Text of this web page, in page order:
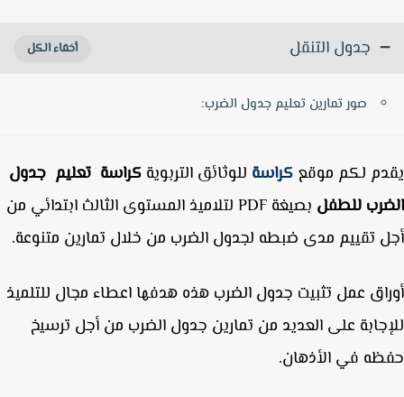
جدول التنقل
صور تمارين تعليم جدول الضرب:
لكم موقعكراسةللوثائق التربويةكراسة تعليم جدول
للطفل
بصيغة PDF لتلاميذ المستوى الثالث ابتدائي من
تقييم مدى ضبطه لجدول الضرب من خلال تمارين متنوعة.
عمل تثبيت جدول الضرب هذه هدفها اعطاء مجال للتلميذ
على العديد من تمارين جدول الضرب من أجل ترسيخ
في الأذهان.